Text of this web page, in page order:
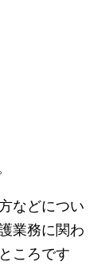
などについ
業務に関わ
ころです